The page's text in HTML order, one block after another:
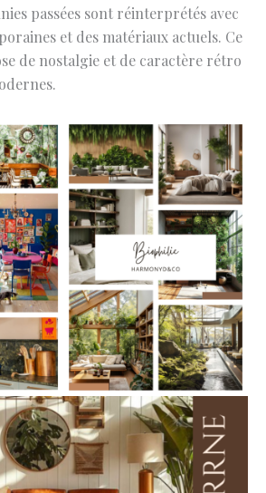
passées sont réinterprétés avec
et des matériaux actuels. Ce
de nostalgie et de caractère rétro